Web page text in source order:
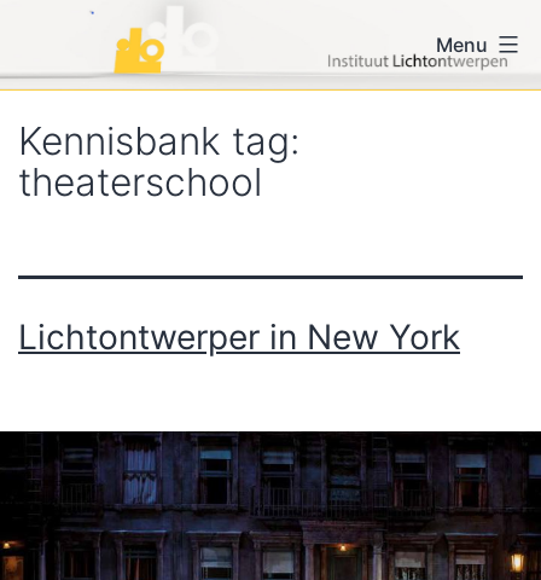
de
inhoud
iLo voor vormgevers en
lichtontwerpers
Menu
Kennisbank tag:
theaterschool
Lichtontwerper in New York